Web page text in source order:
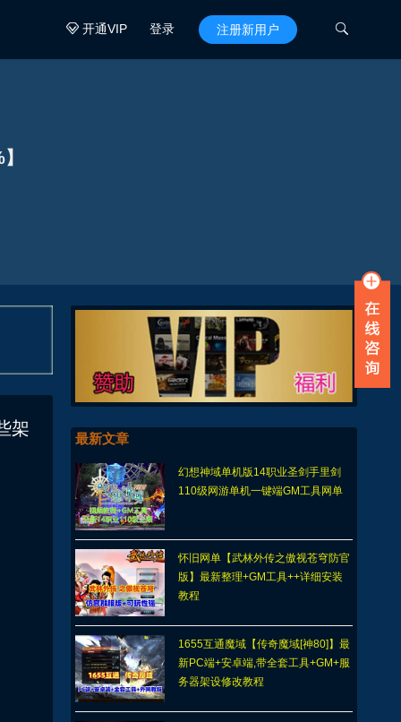
开通VIP 登录 注册新用户 
架
最新文章
幻想神域单机版14职业圣剑手里剑
110级网游单机一键端GM工具网单
怀旧网单【武林外传之傲视苍穹防官
版】最新整理+GM工具++详细安装
教程
1655互通魔域【传奇魔域[神80]】最
新PC端+安卓端,带全套工具+GM+服
务器架设修改教程